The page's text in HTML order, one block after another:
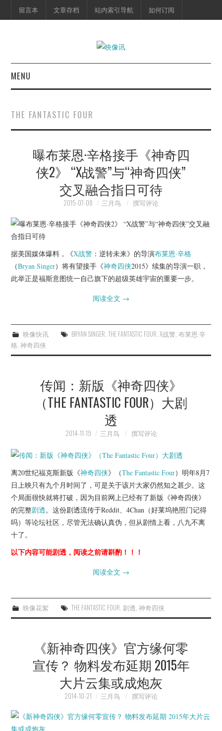
留言本 文章存档 站内索引导航 如何订阅
MENU
映像快讯
预告片
海报剧照
杂七杂八
美剧英剧
电影档期
THE FANTASTIC FOUR
曝布莱恩·辛格接手《神奇四
侠2》 “X战警”与“神奇四侠”
交叉融合指日可待
2015-07-08 三月鸟 撰写评论
据美国媒体爆料，《X战警 ：逆转未来》的导演布莱恩·辛格
（Bryan Singer）将有望接手《神奇四侠2015》续集的导演一职，
此举正是福斯意图统一自己旗下的超级英雄宇宙的重要一步。
阅读全文 →
映像快讯 BRYAN SINGER, THE FANTASTIC FOUR, X战警, 布莱恩·辛
格,神奇四侠
传闻：新版《神奇四侠》
（THE FANTASTIC FOUR）大剧
透
2014-11-19 三月鸟 撰写评论
离20世纪福克斯新版《神奇四侠》（The Fantastic Four）明年8月7
日上映只有九个月时间了，可是关于该片大家仍然知之甚少。这
个局面很快就将打破，因为目前网上已经有了新版《神奇四侠》
的完整剧透。这份剧透流传于Reddit、4Chan（好莱坞艳照门记得
吗）等论坛社区，尽管无法确认真伪，但从剧情上看，八九不离
十了。
以下内容可能剧透，阅读之前请斟酌！！！
阅读全文 →
映像花絮 THE FANTASTIC FOUR 剧透 神奇四侠
《新神奇四侠》官方缘何零
宣传？ 物料发布延期 2015年
大片云集或成炮灰
2014-10-21 三月鸟 撰写评论